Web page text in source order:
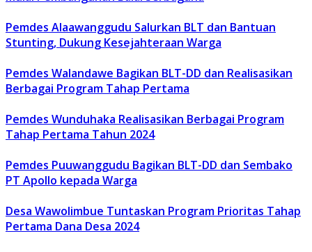
Pemdes Alaawanggudu Salurkan BLT dan Bantuan
Stunting, Dukung Kesejahteraan Warga
Pemdes Walandawe Bagikan BLT-DD dan Realisasikan
Berbagai Program Tahap Pertama
Pemdes Wunduhaka Realisasikan Berbagai Program
Tahap Pertama Tahun 2024
Pemdes Puuwanggudu Bagikan BLT-DD dan Sembako
PT Apollo kepada Warga
Desa Wawolimbue Tuntaskan Program Prioritas Tahap
Pertama Dana Desa 2024